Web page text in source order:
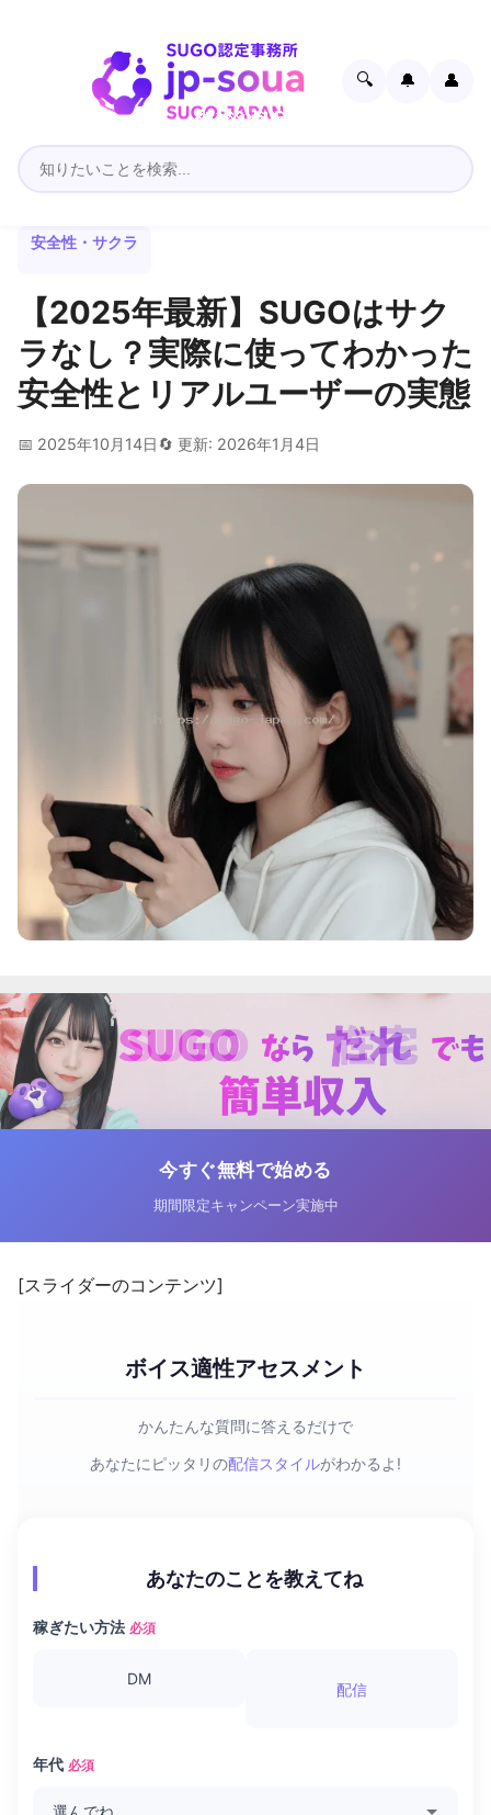
🔍 🔔 👤
安全性・サクラ
【2025年最新】SUGOはサク
ラなし？実際に使ってわかった
安全性とリアルユーザーの実態
📅 2025年10月14日 🔄 更新: 2026年1月4日
今すぐ無料で始める
期間限定キャンペーン実施中
[スライダーのコンテンツ]
ボイス適性アセスメント
かんたんな質問に答えるだけで
あなたにピッタリの配信スタイルがわかるよ!
あなたのことを教えてね
稼ぎたい方法 必須
DM
配信
年代 必須